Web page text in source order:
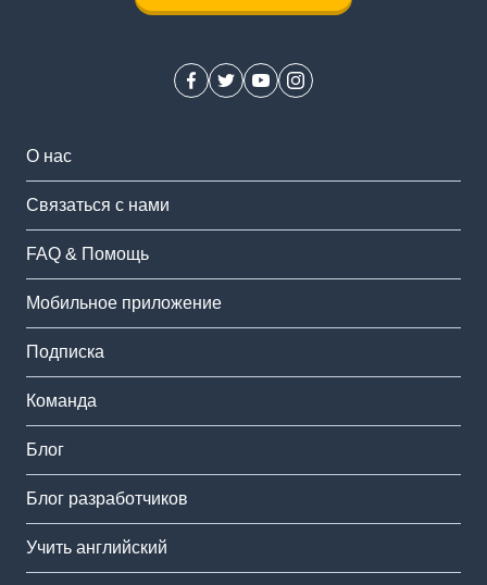
О нас
Связаться с нами
FAQ & Помощь
Мобильное приложение
Подписка
Команда
Блог
Блог разработчиков
Учить английский